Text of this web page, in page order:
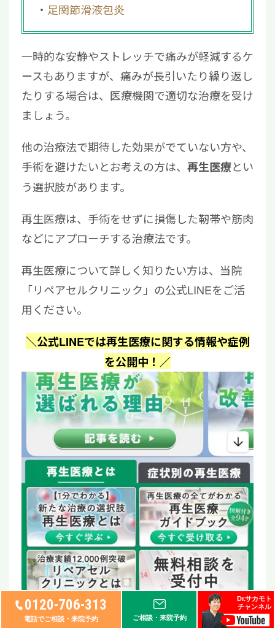
0120-706-313
電話でご相談・来院予約 ご相談・来院予約
Dr.サカモト
チャンネル
足関節滑液包炎
一時的な安静やストレッチで痛みが軽減するケ
ースもありますが、痛みが長引いたり繰り返し
たりする場合は、医療機関で適切な治療を受け
ましょう。
他の治療法で期待した効果がでていない方や、
手術を避けたいとお考えの方は、 再生医療とい
う選択肢があります。
再生医療は、手術をせずに損傷した靭帯や筋肉
などにアプローチする治療法です。
再生医療について詳しく知りたい方は、当院
「リペアセルクリニック」の公式LINEをご活
用ください。
＼公式LINEでは再生医療に関する情報や症例
を公開中！／